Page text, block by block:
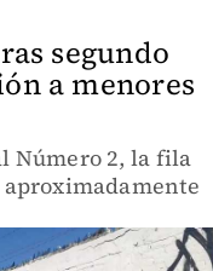
segundo
a menores
Número 2, la fila